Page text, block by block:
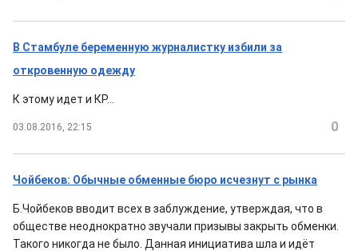
В Стамбуле беременную журналистку избили за
откровенную одежду
К этому идет и КР...
03.08.2016, 22:15 0
Чойбеков: Обычные обменные бюро исчезнут с рынка
Б.Чойбеков вводит всех в заблуждение, утверждая, что в
обществе неоднократно звучали призывы закрыть обменки.
Такого никогда не было. Данная инициатива шла и идёт